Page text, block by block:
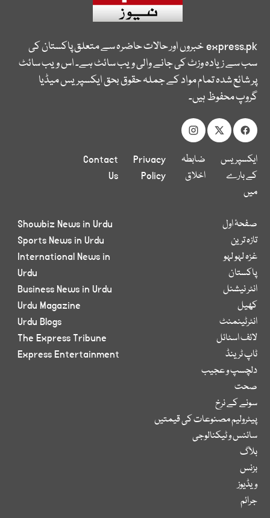
express.pkخبروں اور حالات حاضرہ سے متعلق پاکستان کی
سب سے زیادہ وزٹ کی جانے والی ویب سائٹ ہے۔ اس ویب سائٹ
پر شائع شدہ تمام مواد کے جملہ حقوق بحق ایکسپریس میڈیا
گروپ محفوظ ہیں۔
ایکسپریس
کے بارے
میں
ضابطہ
اخلاق
Privacy
Policy
Contact
Us
صفحۂ اول
تازہ ترین
غزہ لہو لہو
پاکستان
انٹر نیشنل
کھیل
انٹرٹینمنٹ
لائف اسٹائل
ٹاپ ٹرینڈ
دلچسپ و عجیب
صحت
سونے کے نرخ
پیٹرولیم مصنوعات کی قیمتیں
سائنس و ٹیکنالوجی
بلاگ
بزنس
ویڈیوز
جرائم
Showbiz News in Urdu
Sports News in Urdu
International News in
Urdu
Business News in Urdu
Urdu Magazine
Urdu Blogs
The Express Tribune
Express Entertainment